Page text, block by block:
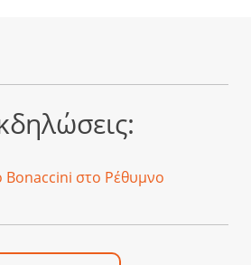
Bonaccini στο Ρέθυμνο